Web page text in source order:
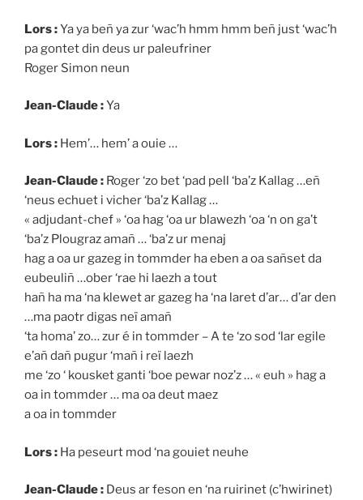
Lors :Ya ya beñ ya zur ‘wac’h hmm hmm beñ just ‘wac’h
pa gontet din deus ur paleufriner
Roger Simon neun
Jean-Claude :Ya
Lors : Hem’… hem’ a ouie …
Jean-Claude : Roger ‘zo bet ‘pad pell ‘ba’z Kallag …eñ
‘neus echuet i vicher ‘ba’z Kallag …
« adjudant-chef » ‘oa hag ‘oa ur blawezh ‘oa ‘n on ga’t
‘ba’z Plougraz amañ … ‘ba’z ur menaj
hag a oa ur gazeg in tommder ha eben a oa sañset da
eubeuliñ …ober ‘rae hi laezh a tout
hañ ha ma ‘na klewet ar gazeg ha ‘na laret d’ar… d’ar den
…ma paotr digas neï amañ
‘ta homa’ zo… zur é in tommder – A te ‘zo sod ‘lar egile
e’añ dañ pugur ‘mañ i reï laezh
me ‘zo ‘ kousket ganti ‘boe pewar noz’z … « euh » hag a
oa in tommder … ma oa deut maez
a oa in tommder
Lors : Ha peseurt mod ‘na gouiet neuhe
Jean-Claude : Deus ar feson en ‘na ruirinet (c’hwirinet)